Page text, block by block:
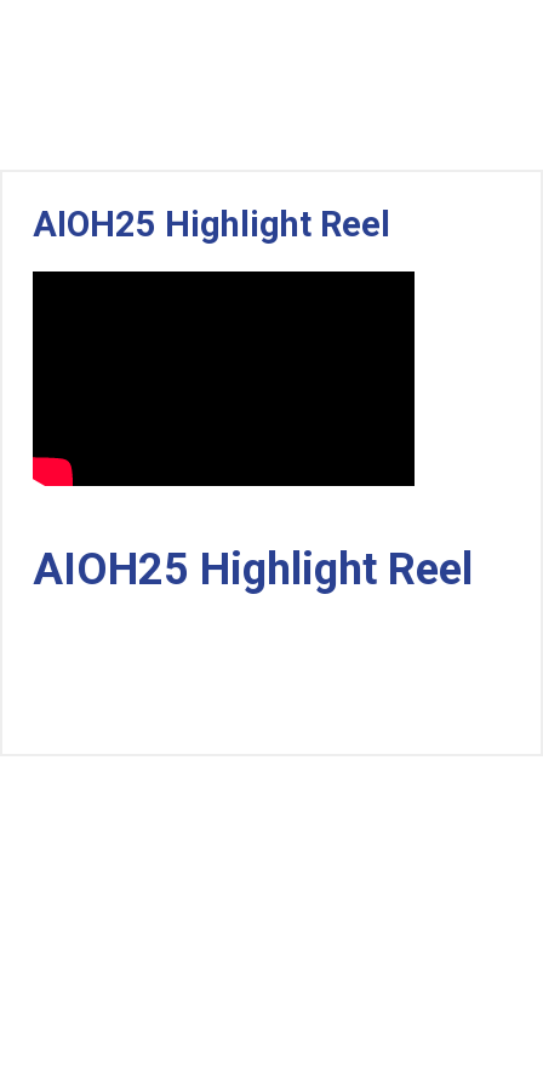
AIOH25 Highlight Reel
AIOH25 Highlight Reel